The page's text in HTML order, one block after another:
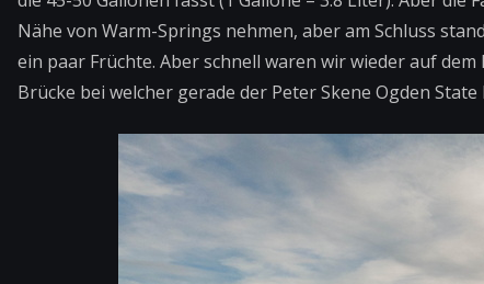
Nähe von Warm-Springs nehmen, aber am Schluss
ein paar Früchte. Aber schnell waren wir wieder auf
Brücke bei welcher gerade der Peter Skene Ogden State